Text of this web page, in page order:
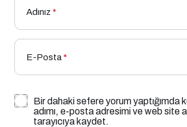
Adınız *
E-Posta*
Bir dahaki sefere yorum yaptığımda
adımı, e-posta adresimi ve web site
tarayıcıya kaydet.